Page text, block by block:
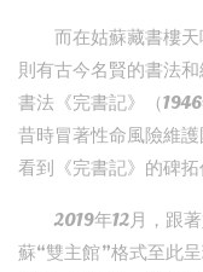
而在姑蘇藏書樓
則有古今名賢的書法
書法《完書記》（
昔時冒著性命風險維
看到《完書記》的碑拓
2019年12月，跟
蘇“雙主館”格式至此